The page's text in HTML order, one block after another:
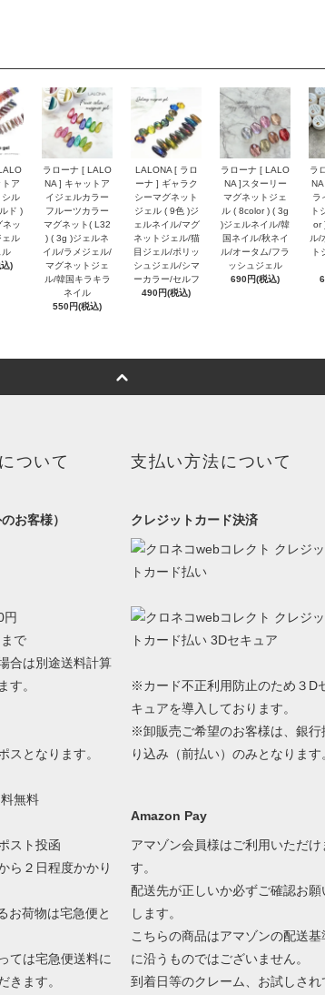
ア
シル
ド )
ネッ
ェル
ル
)
ラローナ [ LALO
NA ] キャットア
イジェルカラー
フルーツカラー
マグネット( L32
) ( 3g )ジェルネ
イル/ラメジェル/
マグネットジェ
ル/韓国キラキラ
ネイル
550円(税込)
LALONA [ ラロ
ーナ ] ギャラク
シーマグネット
ジェル ( 9色 )ジ
ェルネイル/マグ
ネットジェル/猫
目ジェル/ポリッ
シュジェル/シマ
ーカラー/セルフ
490円(税込)
ラローナ [ LALO
NA ]スターリー
マグネットジェ
ル ( 8color ) ( 3g
)ジェルネイル/韓
国ネイル/秋ネイ
ル/オータム/フラ
ッシュジェル
690円(税込)
ラ
ラ
ト
or
ル/
ト
ついて
お客様）
で
合は別途送料計算
す。
スとなります。
無料
スト投函
ら２日程度かかり
お荷物は宅急便と
ては宅急便送料に
きます。
支払い方法について
クレジットカード決済
※カード不正利用防止のため３D
キュアを導入しております。
※卸販売ご希望のお客様は、銀行
り込み（前払い）のみとなります
Amazon Pay
アマゾン会員様はご利用いただけ
す。
配送先が正しいか必ずご確認お願
します。
こちらの商品はアマゾンの配送基
に沿うものではございません。
到着日等のクレーム、お試しされ